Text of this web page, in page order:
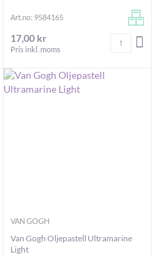
LÄGG I VARUKORGEN
Art.no: 9584165
17,00 kr
Pris inkl. moms
Antal
VAN GOGH
Van Gogh Oljepastell Ultramarine
Light